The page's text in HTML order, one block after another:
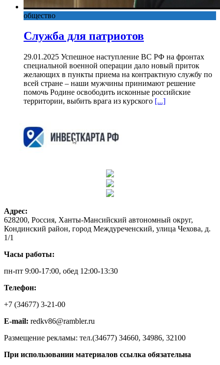
общество
Служба для патриотов
29.01.2025 Успешное наступление ВС РФ на фронтах
специальной военной операции дало новый приток
желающих в пункты приема на контрактную службу по
всей стране – наши мужчины принимают решение
помочь Родине освободить исконные российские
территории, выбить врага из курского [...]
Адрес:
628200, Россия, Ханты-Мансийский автономный округ,
Кондинский район, город Междуреченский, улица Чехова, д.
1/1
Часы работы:
пн-пт 9:00-17:00, обед 12:00-13:30
Телефон:
+7 (34677) 3-21-00
E-mail: redkv86@rambler.ru
Размещение рекламы: тел.(34677) 34660, 34986, 32100
При использовании материалов ссылка обязательна